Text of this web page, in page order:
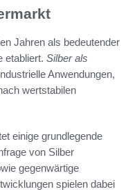
Jahren als bedeutender
etabliert. Silber als
Anwendungen,
wertstabilen
einige grundlegende
von Silber
gegenwärtige
spielen dabei